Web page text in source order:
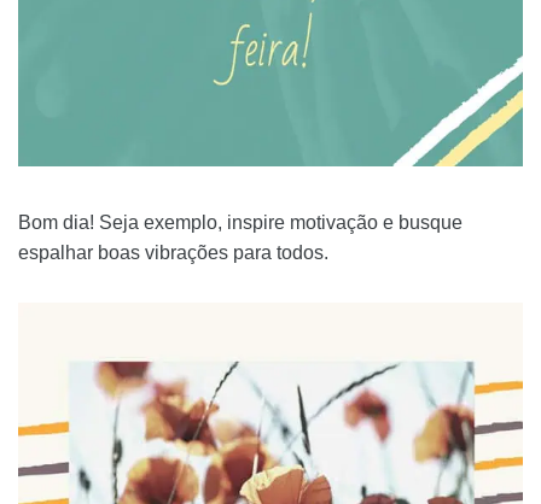
Bom dia! Seja exemplo, inspire motivação e busque
espalhar boas vibrações para todos.